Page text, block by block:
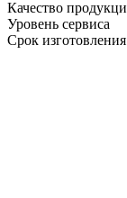
Качество
Уровень сервиса
Срок изготовления